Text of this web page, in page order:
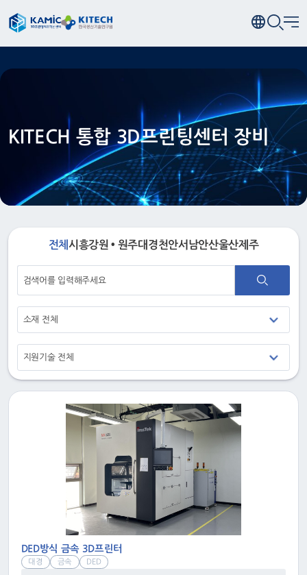
KITECH 통합 3D프린팅센터 장비
전체 시흥강원 • 원주대경천안서남안산울산제주
소재 전체
지원기술 전체
DED방식 금속 3D프린터
대경 금속 DED